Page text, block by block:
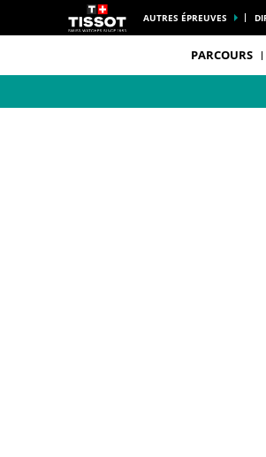
AUTRES ÉPREUVES
PARCOURS